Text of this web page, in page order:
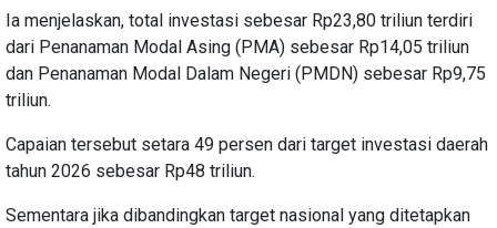
Ia menjelaskan, total investasi sebesar Rp23,80 triliun terdiri
dari Penanaman Modal Asing (PMA) sebesar Rp14,05 triliun
dan Penanaman Modal Dalam Negeri (PMDN) sebesar Rp9,75
triliun.
Capaian tersebut setara 49 persen dari target investasi daerah
tahun 2026 sebesar Rp48 triliun.
Sementara jika dibandingkan target nasional yang ditetapkan